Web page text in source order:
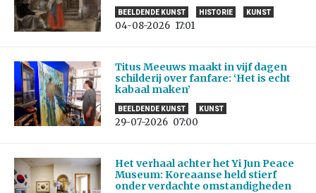
BEELDENDE KUNST HISTORIE KUNST
04-08-2026 17:01
Titus Meeuws maakt in vijf dagen
schilderij over fanfare: ‘Het is echt
kabaal maken’
BEELDENDE KUNST KUNST
29-07-2026 07:00
Het verhaal achter het Yi Jun Peace
Museum: Koreaanse held stierf
onder verdachte omstandigheden